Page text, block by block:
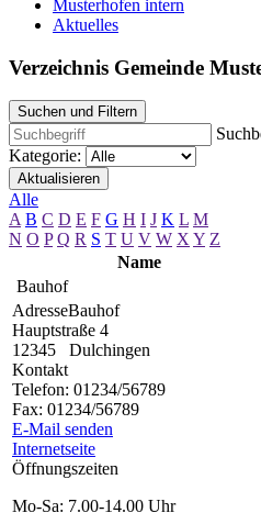
Musterhofen intern
Aktuelles
Verzeichnis Gemeinde
Suchen und Filtern
Kategorie:
Aktualisieren
Alle
A B C D E F G H I J K L M
N O P Q R S T U V W XY Z
Name
Bauhof
AdresseBauhof
Hauptstraße 4
12345
Dulchingen
Kontakt
Telefon: 01234/56789
Fax: 01234/56789
E-Mail senden
Internetseite
Öffnungszeiten
Mo-Sa: 7.00-14.00 Uhr